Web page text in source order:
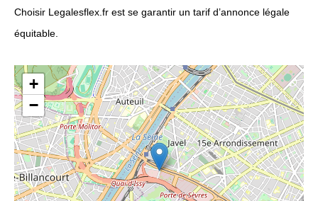
Choisir Legalesflex.fr est se garantir un tarif d’annonce légale
équitable.
+
−